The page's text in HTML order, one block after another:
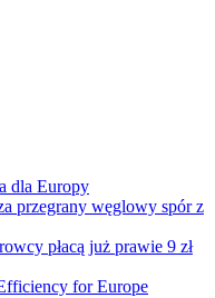
dla Europy
przegrany węglowy spór z
płacą już prawie 9 zł
for Europe